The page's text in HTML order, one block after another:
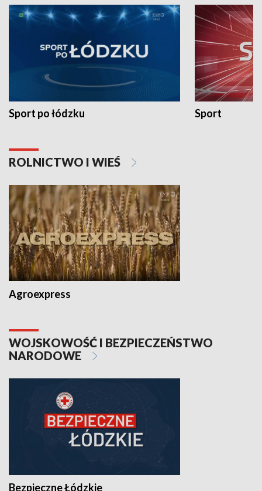
Sport po łódzku Sport
ROLNICTWO I WIEŚ
Agroexpress
WOJSKOWOŚĆ I BEZPIECZEŃSTWO
NARODOWE
Bezpieczne Łódzkie